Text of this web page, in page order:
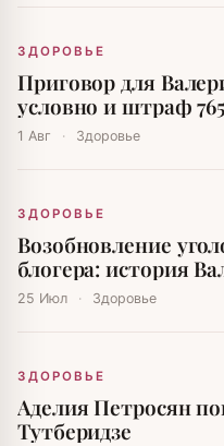
ЗДОРОВЬЕ
Приговор для
условно и штраф
1 Авг · Здоровье
ЗДОРОВЬЕ
Возобновление
блогера: история
25 Июл · Здоровье
ЗДОРОВЬЕ
Аделия Петросян
Тутберидзе